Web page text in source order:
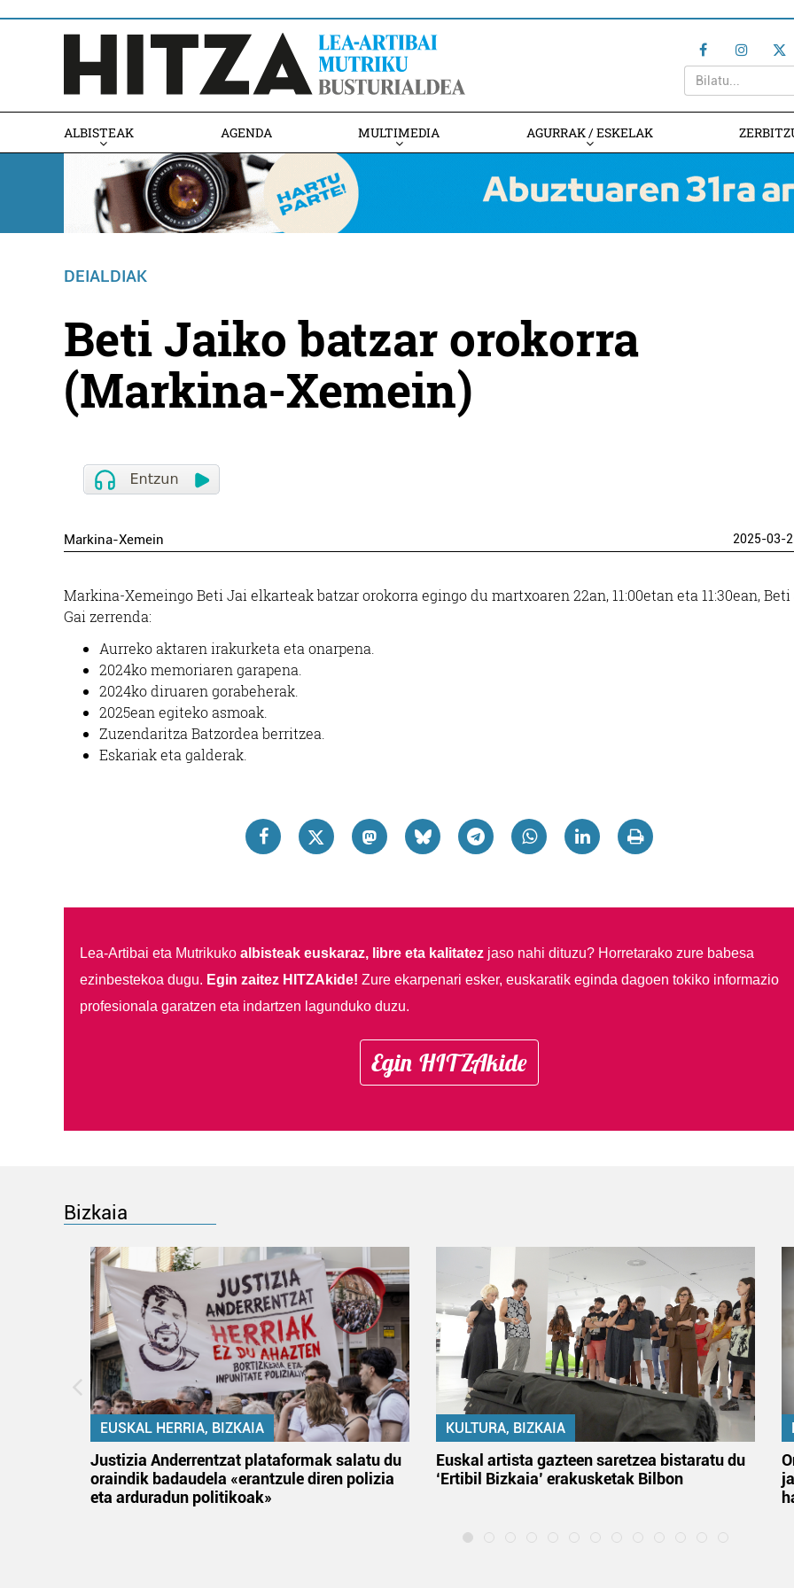
ALBISTEAK AGENDA MULTIMEDIA AGURRAK / ESKELAK
DEIALDIAK
Beti Jaiko batzar orokorra
(Markina-Xemein)
Markina-Xemein 2025-03-
Markina-Xemeingo Beti Jai elkarteak batzar orokorra egingo du martxoaren 22an, 11:00etan eta 11:30ean, Beti
Gai zerrenda:
Aurreko aktaren irakurketa eta onarpena.
2024ko memoriaren garapena.
2024ko diruaren gorabeherak.
2025ean egiteko asmoak.
Zuzendaritza Batzordea berritzea.
Eskariak eta galderak.
Lea-Artibai eta Mutrikuko albisteak euskaraz, libre eta kalitatezjaso nahi dituzu? Horretarako zure babesa
ezinbestekoa dugu. Egin zaitez HITZAkide! Zure ekarpenari esker, euskaratik eginda dagoen tokiko informazio
profesionala garatzen eta indartzen lagunduko duzu.
Egin HITZAkide
Bizkaia
EUSKAL HERRIA, BIZKAIA
Justizia Anderrentzat plataformak salatu du
oraindik badaudela «erantzule diren polizia
eta arduradun politikoak»
KULTURA, BIZKAIA
Euskal artista gazteen saretzea bistaratu du
‘Ertibil Bizkaia’ erakusketak Bilbon